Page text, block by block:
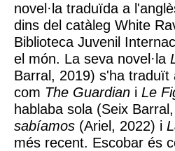
novel·la traduïda a
dins del catàleg White
Biblioteca Juvenil
el món. La seva novel·la
Barral, 2019) s'ha traduït
com The Guardian i Le
hablaba sola (Seix
sabíamos (Ariel, 2022) i
més recent. Escobar és